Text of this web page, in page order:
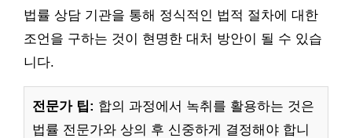
법률 상담 기관을 통해 정식적인 법적 절차에 대한
조언을 구하는 것이 현명한 대처 방안이 될 수 있습
니다.
전문가 팁: 합의 과정에서 녹취를 활용하는 것은
법률 전문가와 상의 후 신중하게 결정해야 합니